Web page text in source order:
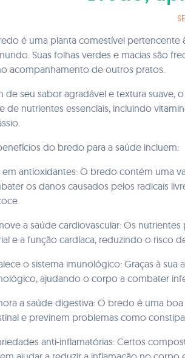
é uma planta comestível pertencente
Suas folhas verdes e macias são
acompanhamento de outros pratos.
de seu sabor agradável e textura suave,
de nutrientes essenciais, incluindo
do bredo para a saúde incluem:
em antioxidantes: O bredo contém uma
os danos causados pelos radicais
a saúde cardiovascular: Os
e a função cardíaca, reduzindo o risco
o sistema imunológico: Graças à
ajudando o corpo a combater
a saúde digestiva: O bredo é uma
e previnem problemas como
anti-inflamatórias: Certos